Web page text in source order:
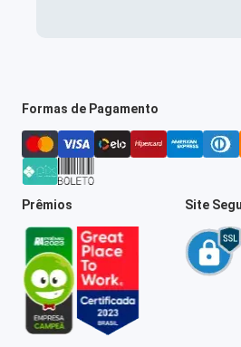
Formas de Pagamento
Prêmios Site